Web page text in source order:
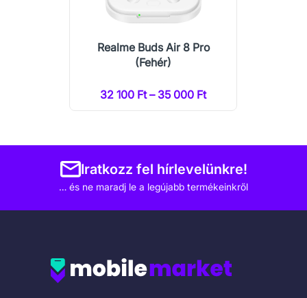
Realme Buds Air 8 Pro
(Fehér)
32 100 Ft – 35 000 Ft
Iratkozz fel hírlevelünkre!
… és ne maradj le a legújabb termékeinkről